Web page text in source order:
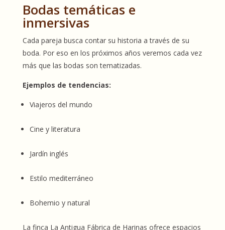
Bodas temáticas e
inmersivas
Cada pareja busca contar su historia a través de su
boda. Por eso en los próximos años veremos cada vez
más que las bodas son tematizadas.
Ejemplos de tendencias:
Viajeros del mundo
Cine y literatura
Jardín inglés
Estilo mediterráneo
Bohemio y natural
La finca La Antigua Fábrica de Harinas ofrece espacios